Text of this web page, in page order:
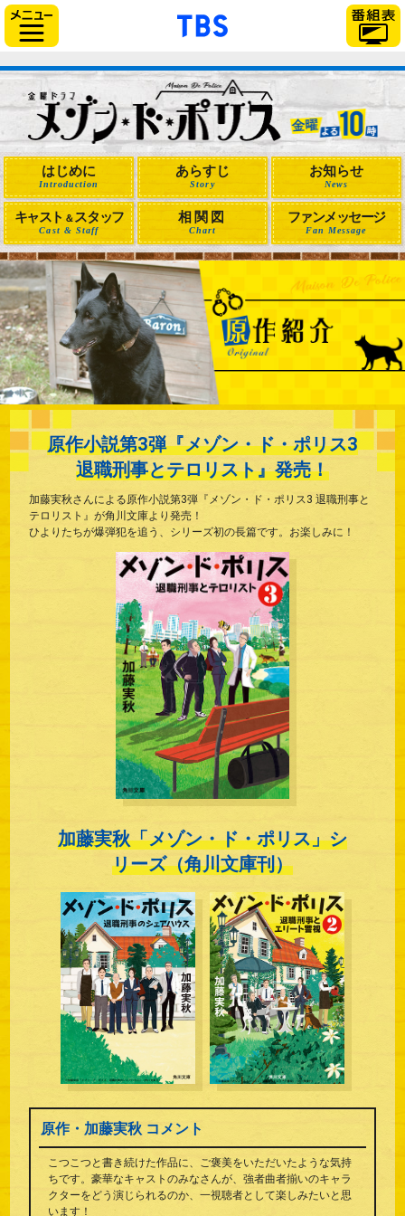
「TBSテレビ」トップページ
はじめに
Introduction
あらすじ
Story
お知らせ
News
キャスト ＆スタッフ
Cast & Staff
相関図
Chart
ファンメッセージ
Fan Message
原作小説第3弾『メゾン・ド・ポリス3
退職刑事とテロリスト』発売！
加藤実秋さんによる原作小説第3弾『メゾン・ド・ポリス3 退職刑事と
テロリスト』が角川文庫より発売！
ひよりたちが爆弾犯を追う、シリーズ初の長篇です。お楽しみに！
加藤実秋「メゾン・ド・ポリス」シ
リーズ（角川文庫刊）
原作・加藤実秋 コメント
こつこつと書き続けた作品に、ご褒美をいただいたような気持
ちです。豪華なキャストのみなさんが、強者曲者揃いのキャラ
クターをどう演じられるのか、一視聴者として楽しみたいと思
います！